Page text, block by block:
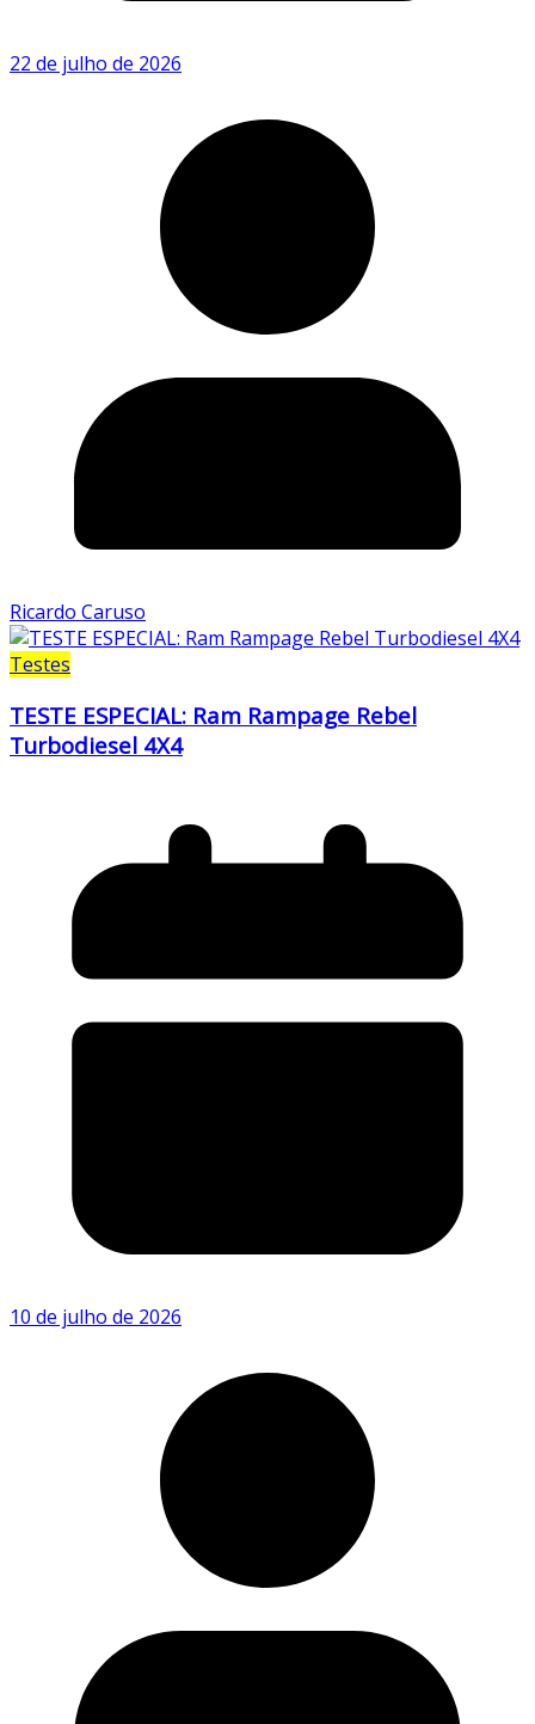
22 de julho de 2026
Ricardo Caruso
Testes
TESTE ESPECIAL: Ram Rampage Rebel
Turbodiesel 4X4
10 de julho de 2026